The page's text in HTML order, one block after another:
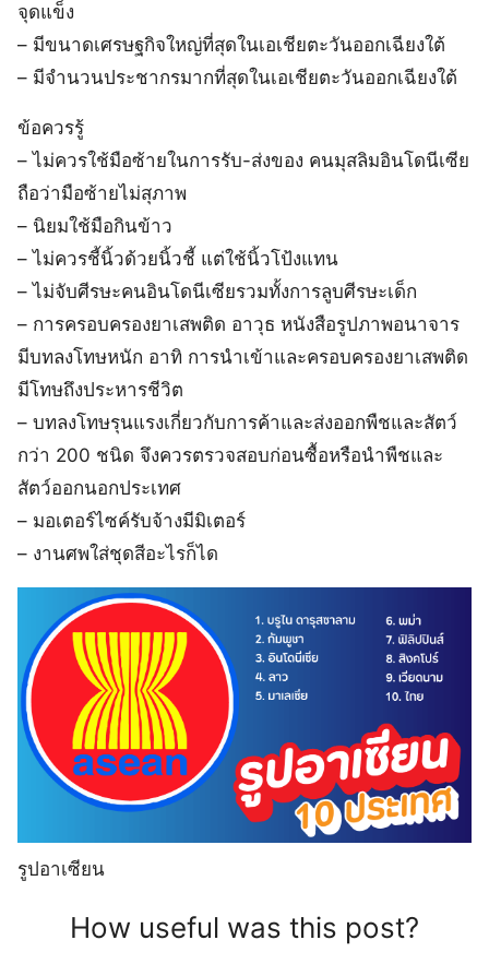
จุดแข็ง
– มีขนาดเศรษฐกิจใหญ่ที่สุดในเอเชียตะวันออกเฉียงใต้
– มีจำนวนประชากรมากที่สุดในเอเชียตะวันออกเฉียงใต้
ข้อควรรู้
– ไม่ควรใช้มือซ้ายในการรับ-ส่งของ คนมุสลิมอินโดนีเซีย
ถือว่ามือซ้ายไม่สุภาพ
– นิยมใช้มือกินข้าว
– ไม่ควรชี้นิ้วด้วยนิ้วชี้ แต่ใช้นิ้วโป้งแทน
– ไม่จับศีรษะคนอินโดนีเซียรวมทั้งการลูบศีรษะเด็ก
– การครอบครองยาเสพติด อาวุธ หนังสือรูปภาพอนาจาร
มีบทลงโทษหนัก อาทิ การนำเข้าและครอบครองยาเสพติด
มีโทษถึงประหารชีวิต
– บทลงโทษรุนแรงเกี่ยวกับการค้าและส่งออกพืชและสัตว์
กว่า 200 ชนิด จึงควรตรวจสอบก่อนซื้อหรือนำพืชและ
สัตว์ออกนอกประเทศ
– มอเตอร์ไซค์รับจ้างมีมิเตอร์
– งานศพใส่ชุดสีอะไรก็ได
รูปอาเซียน
How useful was this post?